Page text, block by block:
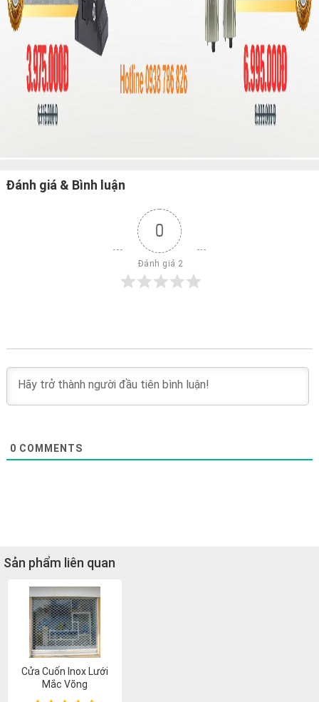
Đánh giá & Bình luận
0
Đánh giá 2
0 COMMENTS
Sản phẩm liên quan
Cửa Cuốn Inox Lưới
Mắc Võng